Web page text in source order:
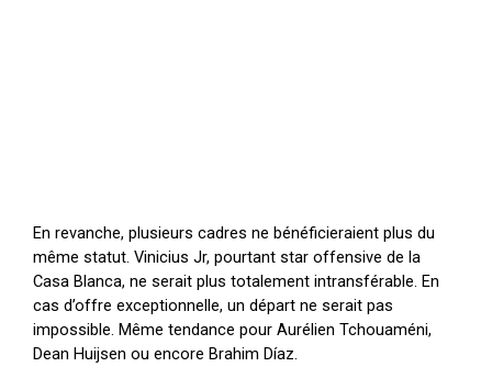
En revanche, plusieurs cadres ne bénéficieraient plus du
même statut. Vinicius Jr, pourtant star offensive de la
Casa Blanca, ne serait plus totalement intransférable. En
cas d’offre exceptionnelle, un départ ne serait pas
impossible. Même tendance pour Aurélien Tchouaméni,
Dean Huijsen ou encore Brahim Díaz.